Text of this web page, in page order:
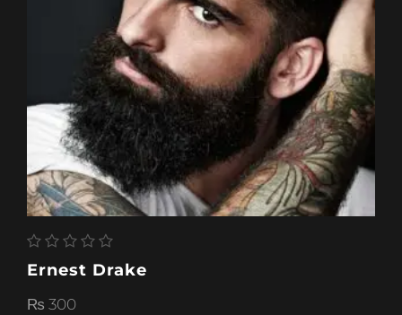
Ernest Drake
₨ 300